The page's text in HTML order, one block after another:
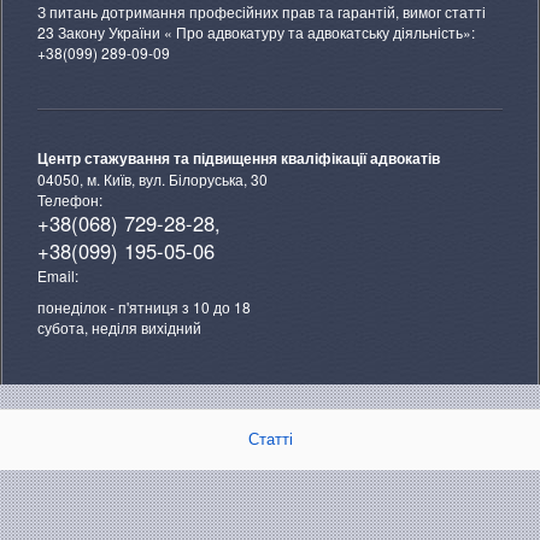
З питань дотримання професійних прав та гарантій, вимог статті
23 Закону України « Про адвокатуру та адвокатську діяльність»:
+38(099) 289-09-09
Центр стажування та підвищення кваліфікації адвокатів
04050, м. Київ, вул. Білоруська, 30
Телефон:
+38(068) 729-28-28,
+38(099) 195-05-06
Email:
понеділок - п'ятниця з 10 до 18
субота, неділя вихідний
Статті